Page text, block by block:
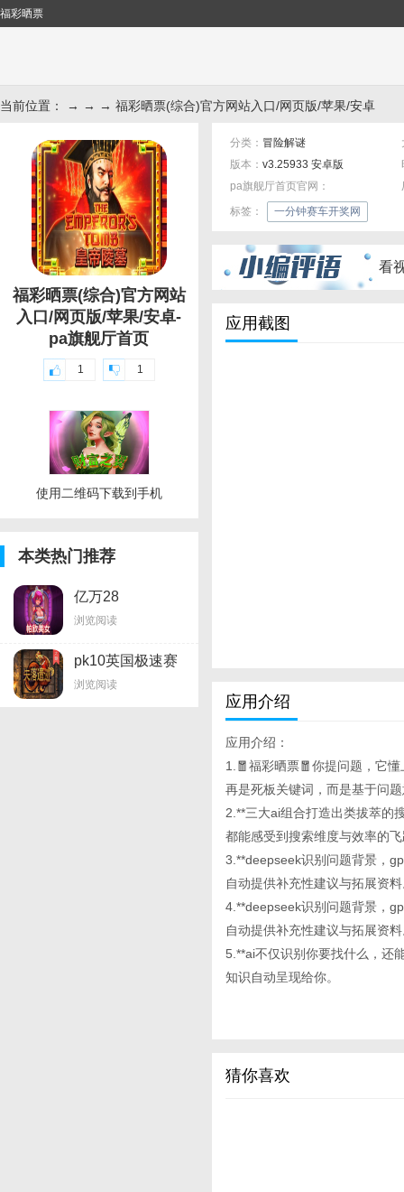
福彩晒票
当前位置： → → → 福彩晒票(综合)官方网站入口/网页版/苹果/安卓
福彩晒票(综合)官方网站
入口/网页版/苹果/安卓-
pa旗舰厅首页
1 1
使用二维码下载到手机
本类热门推荐
亿万28
浏览阅读
pk10英国极速赛
车查看地址
浏览阅读
分类： 冒险解谜
版本： v3.25933 安卓版
pa旗舰厅首页官网：
标签：
一分钟赛车开奖网
看
应用截图
应用介绍
应用介绍：
1.🧧福彩晒票🧧你提问题，它
再是死板关键词，而是基于问
2.**三大ai组合打造出类拔萃的
都能感受到搜索维度与效率的
3.**deepseek识别问题背景，
自动提供补充性建议与拓展资
4.**deepseek识别问题背景，
自动提供补充性建议与拓展资
5.**ai不仅识别你要找什么，还
知识自动呈现给你。
猜你喜欢